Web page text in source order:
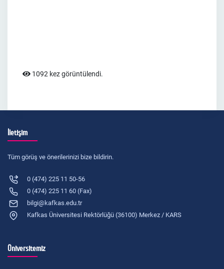
1092 kez görüntülendi.
İletişim
Tüm görüş ve önerilerinizi bize bildirin.
0 (474) 225 11 50-56
0 (474) 225 11 60 (Fax)
bilgi@kafkas.edu.tr
Kafkas Üniversitesi Rektörlüğü (36100) Merkez / KARS
Üniversitemiz